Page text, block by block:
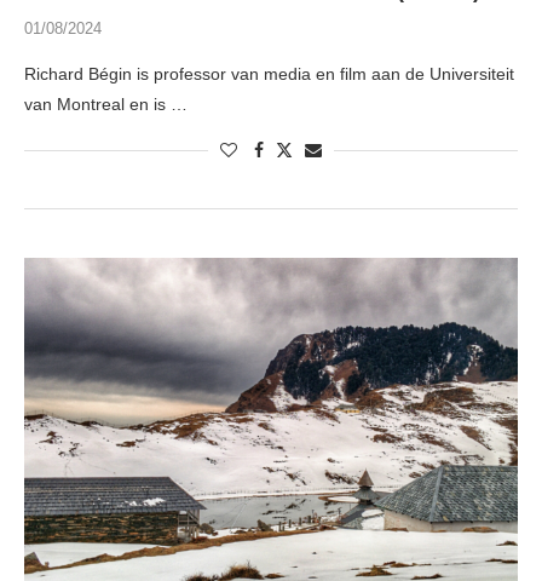
01/08/2024
Richard Bégin is professor van media en film aan de Universiteit
van Montreal en is …